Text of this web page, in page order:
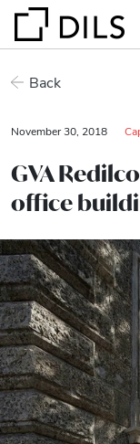
Back
November 30, 2018
GVA
office